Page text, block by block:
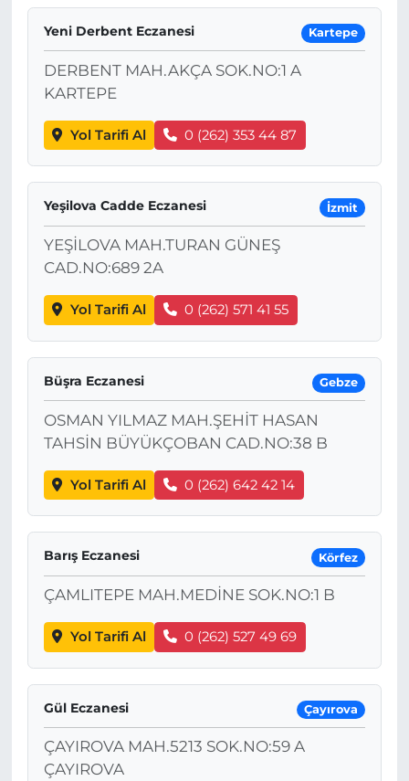
Yeni Derbent Eczanesi Kartepe
DERBENT MAH.AKÇA SOK.NO:1 A
KARTEPE
Yol Tarifi Al 0 (262) 353 44 87
Yeşilova Cadde Eczanesi İzmit
YEŞİLOVA MAH.TURAN GÜNEŞ
CAD.NO:689 2A
Yol Tarifi Al 0 (262) 571 41 55
Büşra Eczanesi Gebze
OSMAN YILMAZ MAH.ŞEHİT HASAN
TAHSİN BÜYÜKÇOBAN CAD.NO:38 B
Yol Tarifi Al 0 (262) 642 42 14
Barış Eczanesi Körfez
ÇAMLITEPE MAH.MEDİNE SOK.NO:1 B
Yol Tarifi Al 0 (262) 527 49 69
Gül Eczanesi Çayırova
ÇAYIROVA MAH.5213 SOK.NO:59 A
ÇAYIROVA